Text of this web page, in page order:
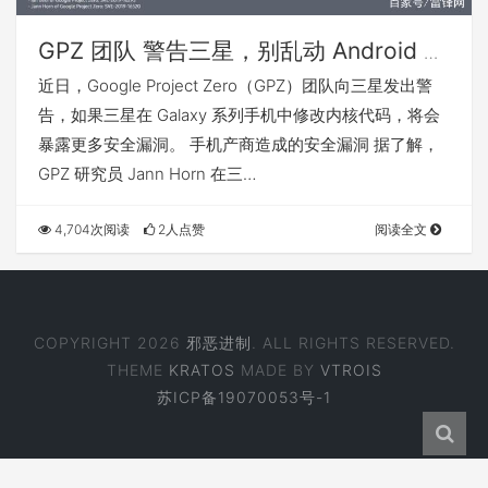
GPZ 团队 警告三星，别乱动 Android 内
核代码
近日，Google Project Zero（GPZ）团队向三星发出警
告，如果三星在 Galaxy 系列手机中修改内核代码，将会
暴露更多安全漏洞。 手机产商造成的安全漏洞 据了解，
GPZ 研究员 Jann Horn 在三…
4,704次阅读 2人点赞 阅读全文
COPYRIGHT 2026 邪恶进制 . ALL RIGHTS RESERVED.
THEME KRATOS MADE BY VTROIS
苏ICP备19070053号-1